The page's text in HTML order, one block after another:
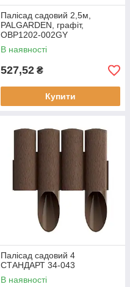
Палісад садовий 2,5м,
PALGARDEN, графіт,
OBP1202-002GY
В наявності
527,52 ₴
Купити
Палісад садовий 4
СТАНДАРТ 34-043
В наявності